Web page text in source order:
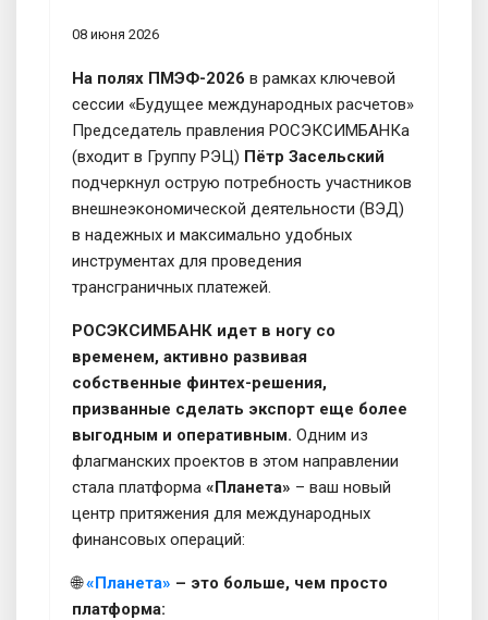
08 июня 2026
На полях ПМЭФ-2026 в рамках ключевой
сессии «Будущее международных расчетов»
Председатель правления РОСЭКСИМБАНКа
(входит в Группу РЭЦ) Пётр Засельский
подчеркнул острую потребность участников
внешнеэкономической деятельности (ВЭД)
в надежных и максимально удобных
инструментах для проведения
трансграничных платежей.
РОСЭКСИМБАНК идет в ногу со
временем, активно развивая
собственные финтех-решения,
призванные сделать экспорт еще более
выгодным и оперативным. Одним из
флагманских проектов в этом направлении
стала платформа «Планета» – ваш новый
центр притяжения для международных
финансовых операций:
🌐 «Планета» – это больше, чем просто
платформа: